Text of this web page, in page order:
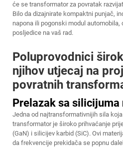
će se transformator za povratak
Bilo da dizajnirate kompaktni punjač,
napona ili pogonski modul automobila,
posljedice na vaš rad.
Poluprovodnici
njihov utjecaj na
povratnih
Prelazak sa silicijuma
Jedna od najtransformativnijih sila
transformator je široko prihvaćanje
(GaN) i silicijev karbid (SiC). Ovi
da frekvencije prekidača se popnu